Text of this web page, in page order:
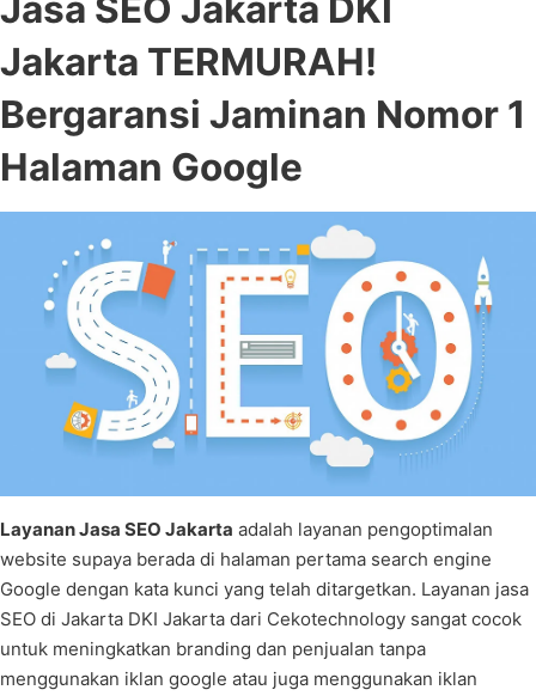
Jakarta TERMURAH!
Bergaransi Jaminan Nomor 1
Halaman Google
Layanan Jasa SEO Jakarta adalah layanan pengoptimalan
website supaya berada di halaman pertama search engine
Google dengan kata kunci yang telah ditargetkan. Layanan jasa
SEO di Jakarta DKI Jakarta dari Cekotechnology sangat cocok
untuk meningkatkan branding dan penjualan tanpa
menggunakan iklan google atau juga menggunakan iklan